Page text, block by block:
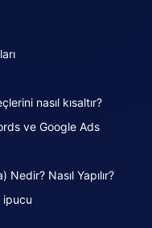
nasıl kısaltır?
ve Google Ads
Nasıl Yapılır?
ipucu